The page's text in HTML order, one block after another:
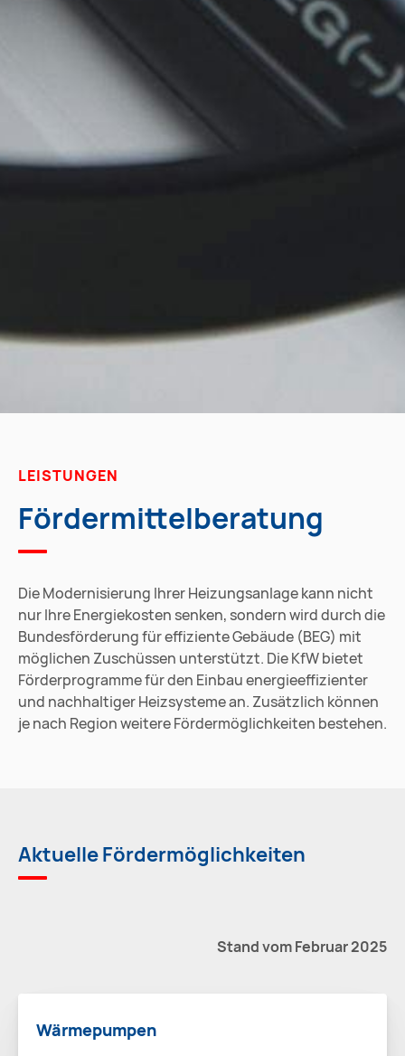
LEISTUNGEN
Fördermittelberatung
Die Modernisierung Ihrer Heizungsanlage kann nicht
nur Ihre Energiekosten senken, sondern wird durch die
Bundesförderung für effiziente Gebäude (BEG) mit
möglichen Zuschüssen unterstützt. Die KfW bietet
Förderprogramme für den Einbau energieeffizienter
und nachhaltiger Heizsysteme an. Zusätzlich können
je nach Region weitere Fördermöglichkeiten bestehen.
Aktuelle Fördermöglichkeiten
Stand vom Februar 2025
Wärmepumpen